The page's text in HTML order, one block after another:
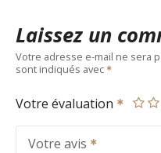
Laissez un
Votre adresse e-mail ne sera
sont indiqués avec
Votre évaluation
Votre avis